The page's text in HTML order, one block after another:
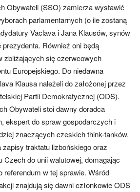
Obywateli (SSO) zamierza wystawić
parlamentarnych (o ile zostaną
Vaclava i Jana Klausów, synów
Również oni będą
zbliżających się czerwcowych
Europejskiego. Do niedawna
Klausa należeli do założonej przez
Partii Demokratycznej (ODS).
Obywateli stoi dawny doradca
ekspert do spraw gospodarczych i
znaczących czeskich think-tanków.
traktatu lizbońskiego oraz
Czech do unii walutowej, domagając
referendum w tej sprawie. Wśród
znajdują się dawni członkowie ODS